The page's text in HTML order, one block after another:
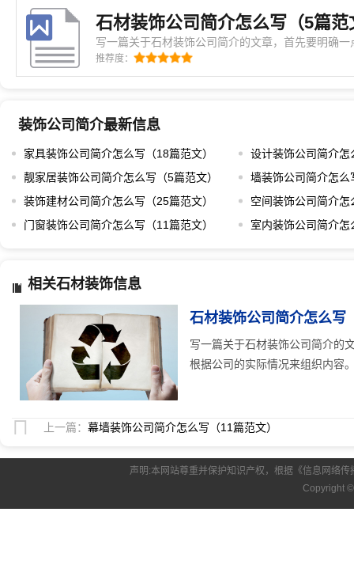
石材装饰公司简介怎么写（5篇范
写一篇关于石材装饰公司简介的文章，首先要明确
千篇一律，而应该根据公司的实际情况来组织内容
历程，这些都应该体现在简介里。在撰写时，可以
推荐度：
装饰公司简介最新信息
家具装饰公司简介怎么写（18篇范文）
设计装饰公司简介
靓家居装饰公司简介怎么写（5篇范文）
墙装饰公司简介怎么
装饰建材公司简介怎么写（25篇范文）
空间装饰公司简介
门窗装饰公司简介怎么写（11篇范文）
室内装饰公司简介
相关石材装饰信息
石材装饰公司简介怎么写
写一篇关于石材装饰公司简介的
根据公司的实际情况来组织内容
上一篇： 幕墙装饰公司简介怎么写（11篇范文）
声明:本网站尊重并保护知识产权，根据《信息网络
Copyright